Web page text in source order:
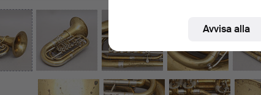
Avvisa alla